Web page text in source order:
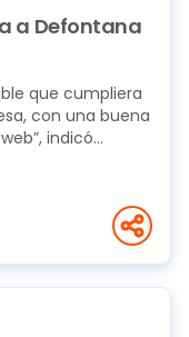
a Defontana
que cumpliera
con una buena
indicó...